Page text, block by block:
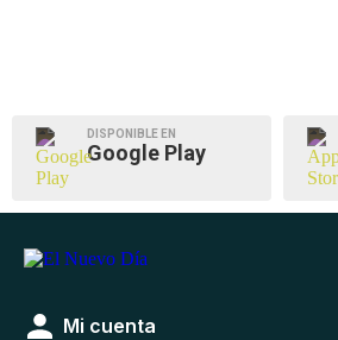
DISPONIBLE EN
Google Play
Mi cuenta